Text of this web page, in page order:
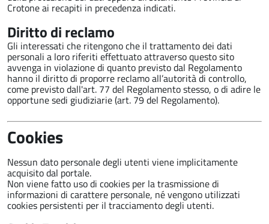
Crotone ai recapiti in precedenza indicati.
Diritto di reclamo
Gli interessati che ritengono che il trattamento dei dati
personali a loro riferiti effettuato attraverso questo sito
avvenga in violazione di quanto previsto dal Regolamento
hanno il diritto di proporre reclamo all’autorità di controllo,
come previsto dall'art. 77 del Regolamento stesso, o di adire le
opportune sedi giudiziarie (art. 79 del Regolamento).
Cookies
Nessun dato personale degli utenti viene implicitamente
acquisito dal portale.
Non viene fatto uso di cookies per la trasmissione di
informazioni di carattere personale, né vengono utilizzati
cookies persistenti per il tracciamento degli utenti.